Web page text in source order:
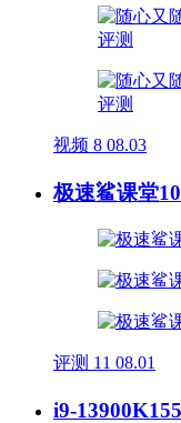
视频 8 08.03
极速鲨课堂
评测 11 08.01
i9-